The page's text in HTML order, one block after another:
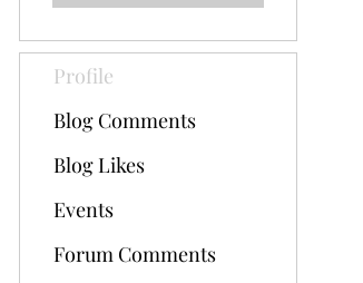
Profile
Blog Comments
Blog Likes
Events
Forum Comments